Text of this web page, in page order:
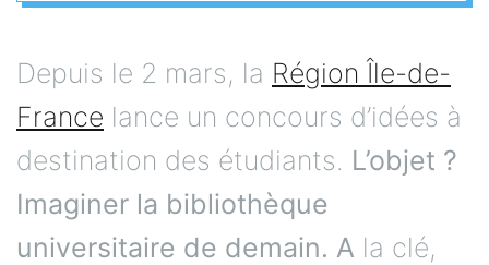
Depuis le 2 mars, la Région Île-de-
France lance un concours d’idées à
destination des étudiants. L’objet ?
Imaginer la bibliothèque
universitaire de demain. A la clé,